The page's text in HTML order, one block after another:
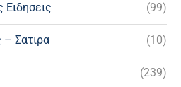
Ειδησεις (99)
– Σατιρα (10)
(239)